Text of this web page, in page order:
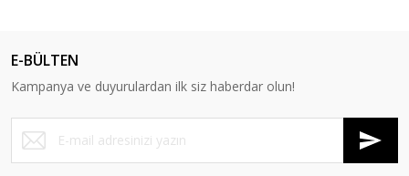
E-BÜLTEN
Kampanya ve duyurulardan ilk siz haberdar olun!